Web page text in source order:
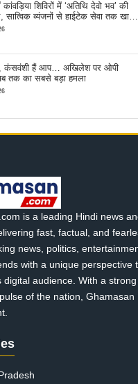
शिविरों में ‘अतिथि देवो भव’ की
सात्विक व्यंजनों से हाईटेक सेवा तक खास
कंसवंशी हैं आप… अखिलेश पर ओपी
तक का सबसे बड़ा हमला
is a leading Hindi news
fast, factual, and
news, politics,
with a unique perspective
digital audience. With a
of the nation,